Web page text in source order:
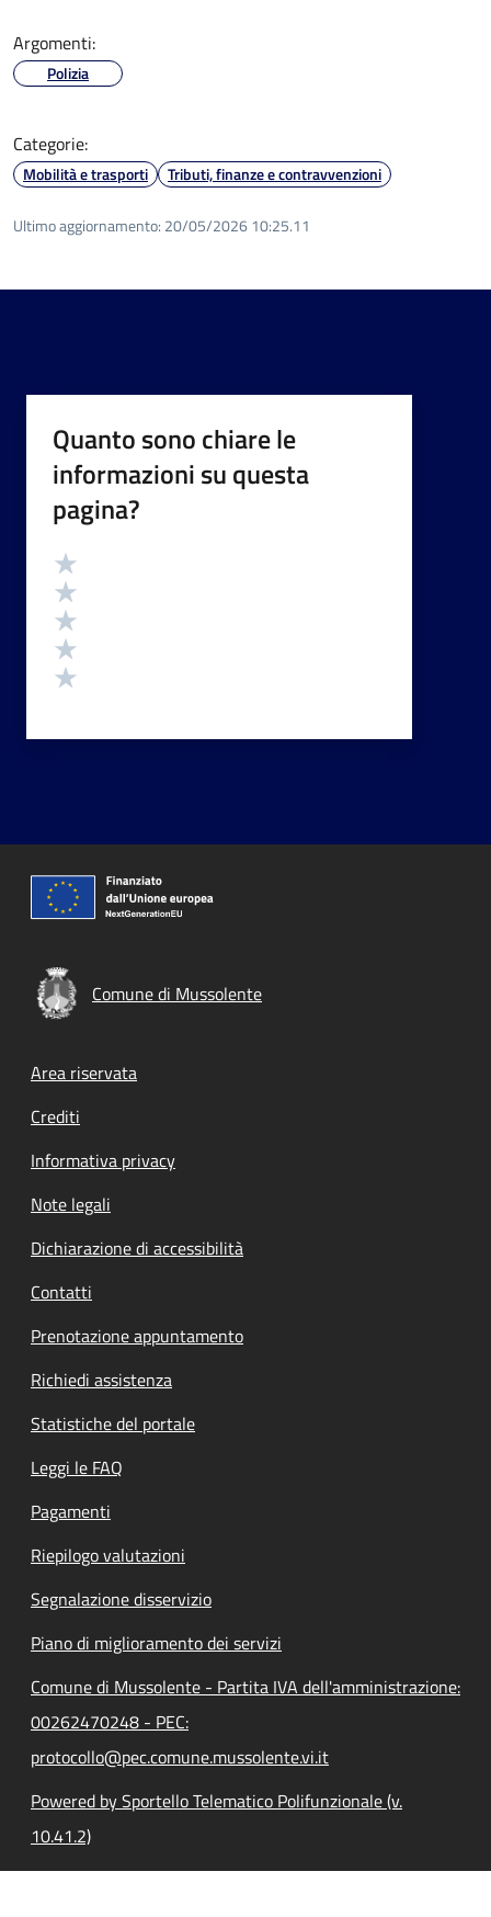
Argomenti:
Polizia
Categorie:
Mobilità e trasporti Tributi, finanze e contravvenzioni
Ultimo aggiornamento: 20/05/2026 10:25.11
Quanto sono chiare le
informazioni su questa
pagina?
Valutazione
Comune di Mussolente
Footer menu
Area riservata
Crediti
Informativa privacy
Note legali
Dichiarazione di accessibilità
Contatti
Prenotazione appuntamento
Richiedi assistenza
Statistiche del portale
Leggi le FAQ
Pagamenti
Riepilogo valutazioni
Segnalazione disservizio
Piano di miglioramento dei servizi
Comune di Mussolente - Partita IVA dell'amministrazione:
00262470248 - PEC:
protocollo@pec.comune.mussolente.vi.it
Powered by Sportello Telematico Polifunzionale (v.
10.41.2)